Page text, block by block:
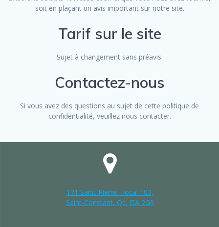
soit en plaçant un avis important sur notre site.
Tarif sur le site
Sujet à changement sans préavis.
Contactez-nous
Si vous avez des questions au sujet de cette politique de
confidentialité, veuillez nous contacter.
171 Saint-Pierre - local 103,
Saint-Constant, Qc. J5A 2G9